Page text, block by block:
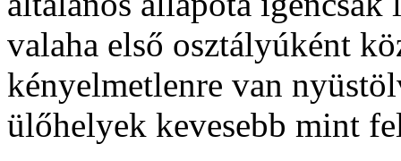
valaha első osztályúként
kényelmetlenre van
ülőhelyek kevesebb mint